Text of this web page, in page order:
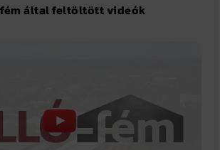
fém által feltöltött videók